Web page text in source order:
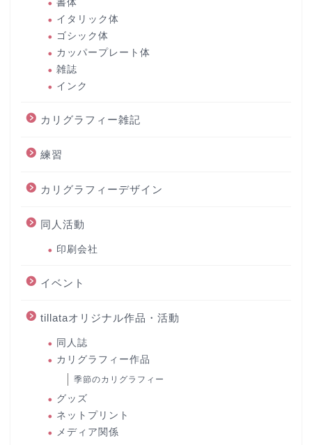
書体
イタリック体
ゴシック体
カッパープレート体
雑誌
インク
カリグラフィー雑記
練習
カリグラフィーデザイン
同人活動
印刷会社
イベント
tillataオリジナル作品・活動
同人誌
カリグラフィー作品
季節のカリグラフィー
グッズ
ネットプリント
メディア関係